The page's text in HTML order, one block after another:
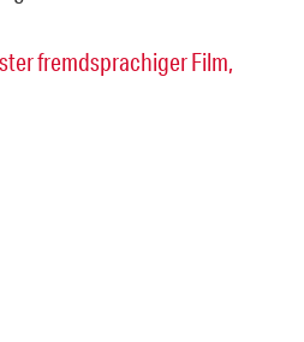
fremdsprachiger Film,